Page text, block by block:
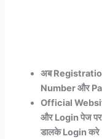
अब
Number और
Official
और Login पेज
डालके Login